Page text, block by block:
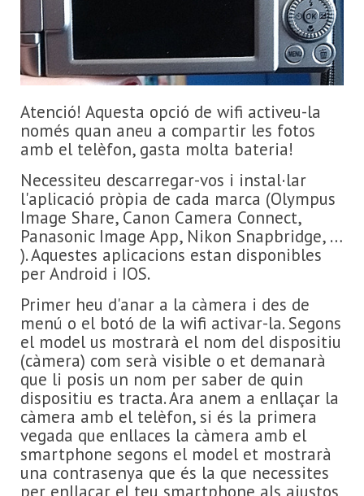
Atenció! Aquesta opció de wifi activeu-la
només quan aneu a compartir les fotos
amb el telèfon, gasta molta bateria!
Necessiteu descarregar-vos i instal·lar
l'aplicació pròpia de cada marca (Olympus
Image Share, Canon Camera Connect,
Panasonic Image App, Nikon Snapbridge, …
). Aquestes aplicacions estan disponibles
per Android i IOS.
Primer heu d'anar a la càmera i des de
menú o el botó de la wifi activar-la. Segons
el model us mostrarà el nom del dispositiu
(càmera) com serà visible o et demanarà
que li posis un nom per saber de quin
dispositiu es tracta. Ara anem a enllaçar la
càmera amb el telèfon, si és la primera
vegada que enllaces la càmera amb el
smartphone segons el model et mostrarà
una contrasenya que és la que necessites
per enllaçar el teu smartphone als ajustos